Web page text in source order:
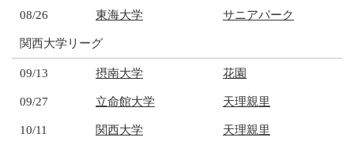
08/26 東海大学 サニアパーク
関西大学リーグ
09/13 摂南大学 花園
09/27 立命館大学 天理親里
10/11 関西大学 天理親里